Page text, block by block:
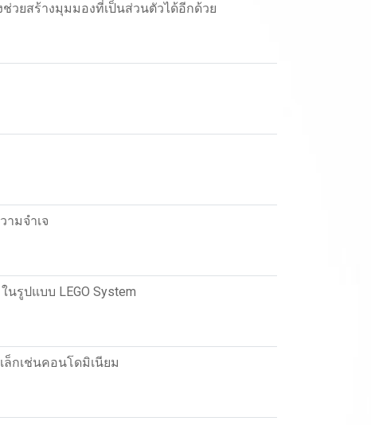
ช่วยสร้างมุมมองที่เป็นส่วนตัวได้อีกด้วย
ามจำเจ
รูปแบบ LEGO System
ล็กเช่นคอนโดมิเนียม